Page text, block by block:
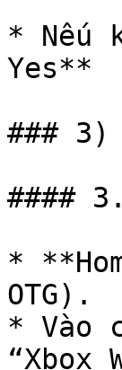
* Nếu
Yes**
### 3)
####
*
OTG).
* Vào